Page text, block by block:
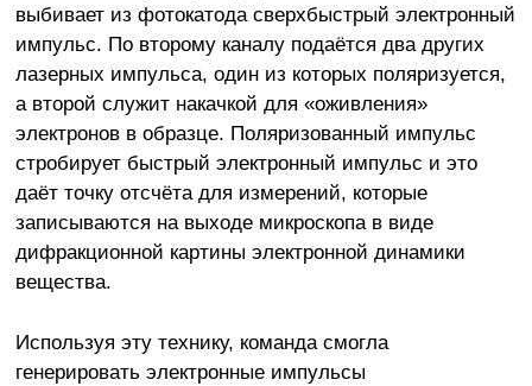
выбивает из фотокатода сверхбыстрый электронный
импульс. По второму каналу подаётся два других
лазерных импульса, один из которых поляризуется,
а второй служит накачкой для «оживления»
электронов в образце. Поляризованный импульс
стробирует быстрый электронный импульс и это
даёт точку отсчёта для измерений, которые
записываются на выходе микроскопа в виде
дифракционной картины электронной динамики
вещества.
Используя эту технику, команда смогла
генерировать электронные импульсы